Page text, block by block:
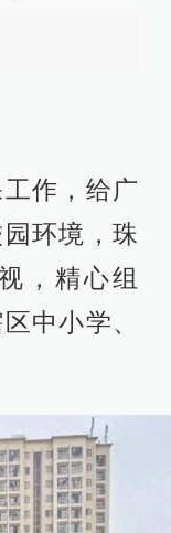
作，给广
环境，珠
，精心组
中小学、